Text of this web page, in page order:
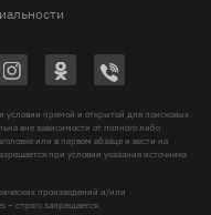
условии прямой и открытой для поисковых
вне зависимости от полного либо
или в первом абзаце и вести на
при условии указания источника
произведений и/или
строго запрещается.